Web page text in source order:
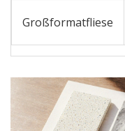
Großformatfliese